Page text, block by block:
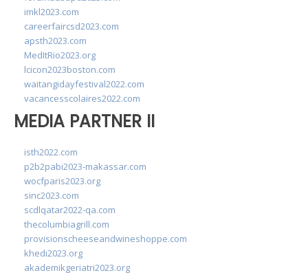
imkl2023.com
careerfaircsd2023.com
apsth2023.com
MedItRio2023.org
lcicon2023boston.com
waitangidayfestival2022.com
vacancesscolaires2022.com
MEDIA PARTNER II
isth2022.com
p2b2pabi2023-makassar.com
wocfparis2023.org
sinc2023.com
scdlqatar2022-qa.com
thecolumbiagrill.com
provisionscheeseandwineshoppe.com
khedi2023.org
akademikgeriatri2023.org